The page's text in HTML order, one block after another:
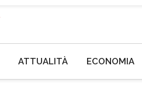
ATTUALITÀ ECONOMIA